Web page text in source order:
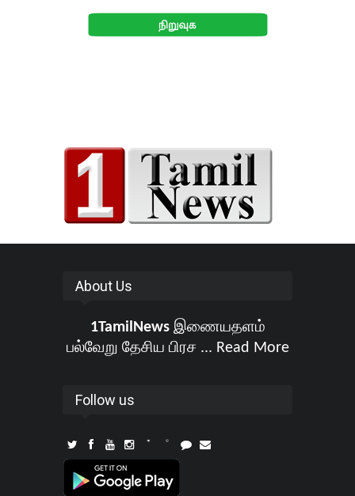
About Us
1TamilNewsஇணையதளம்
பல்வேறு தேசிய பிரச ... Read More
Follow us